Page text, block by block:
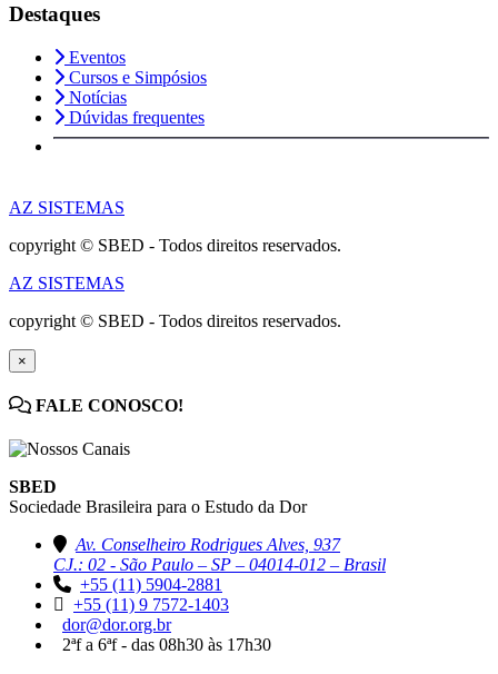
Destaques
Eventos
Cursos e Simpósios
Notícias
Dúvidas frequentes
AZ SISTEMAS
copyright © SBED - Todos direitos reservados.
AZ SISTEMAS
copyright © SBED - Todos direitos reservados.
×
FALE CONOSCO!
SBED
Sociedade Brasileira para o Estudo da Dor
Av. Conselheiro Rodrigues Alves, 937
CJ.: 02 - São Paulo – SP – 04014-012 – Brasil
+55 (11) 5904-2881
+55 (11) 9 7572-1403
dor@dor.org.br
2ªf a 6ªf - das 08h30 às 17h30